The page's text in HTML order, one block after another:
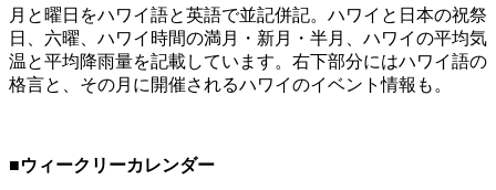
月と曜日をハワイ語と英語で並記併記。ハワイと日本の祝祭
日、六曜、ハワイ時間の満月・新月・半月、ハワイの平均気
温と平均降雨量を記載しています。右下部分にはハワイ語の
格言と、その月に開催されるハワイのイベント情報も。
■ウィークリーカレンダー